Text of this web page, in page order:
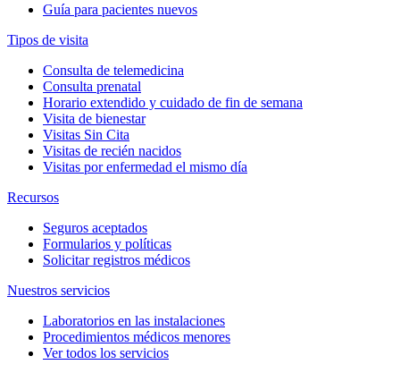
Guía para pacientes nuevos
Tipos de visita
Consulta de telemedicina
Consulta prenatal
Horario extendido y cuidado de fin de semana
Visita de bienestar
Visitas Sin Cita
Visitas de recién nacidos
Visitas por enfermedad el mismo día
Recursos
Seguros aceptados
Formularios y políticas
Solicitar registros médicos
Nuestros servicios
Laboratorios en las instalaciones
Procedimientos médicos menores
Ver todos los servicios